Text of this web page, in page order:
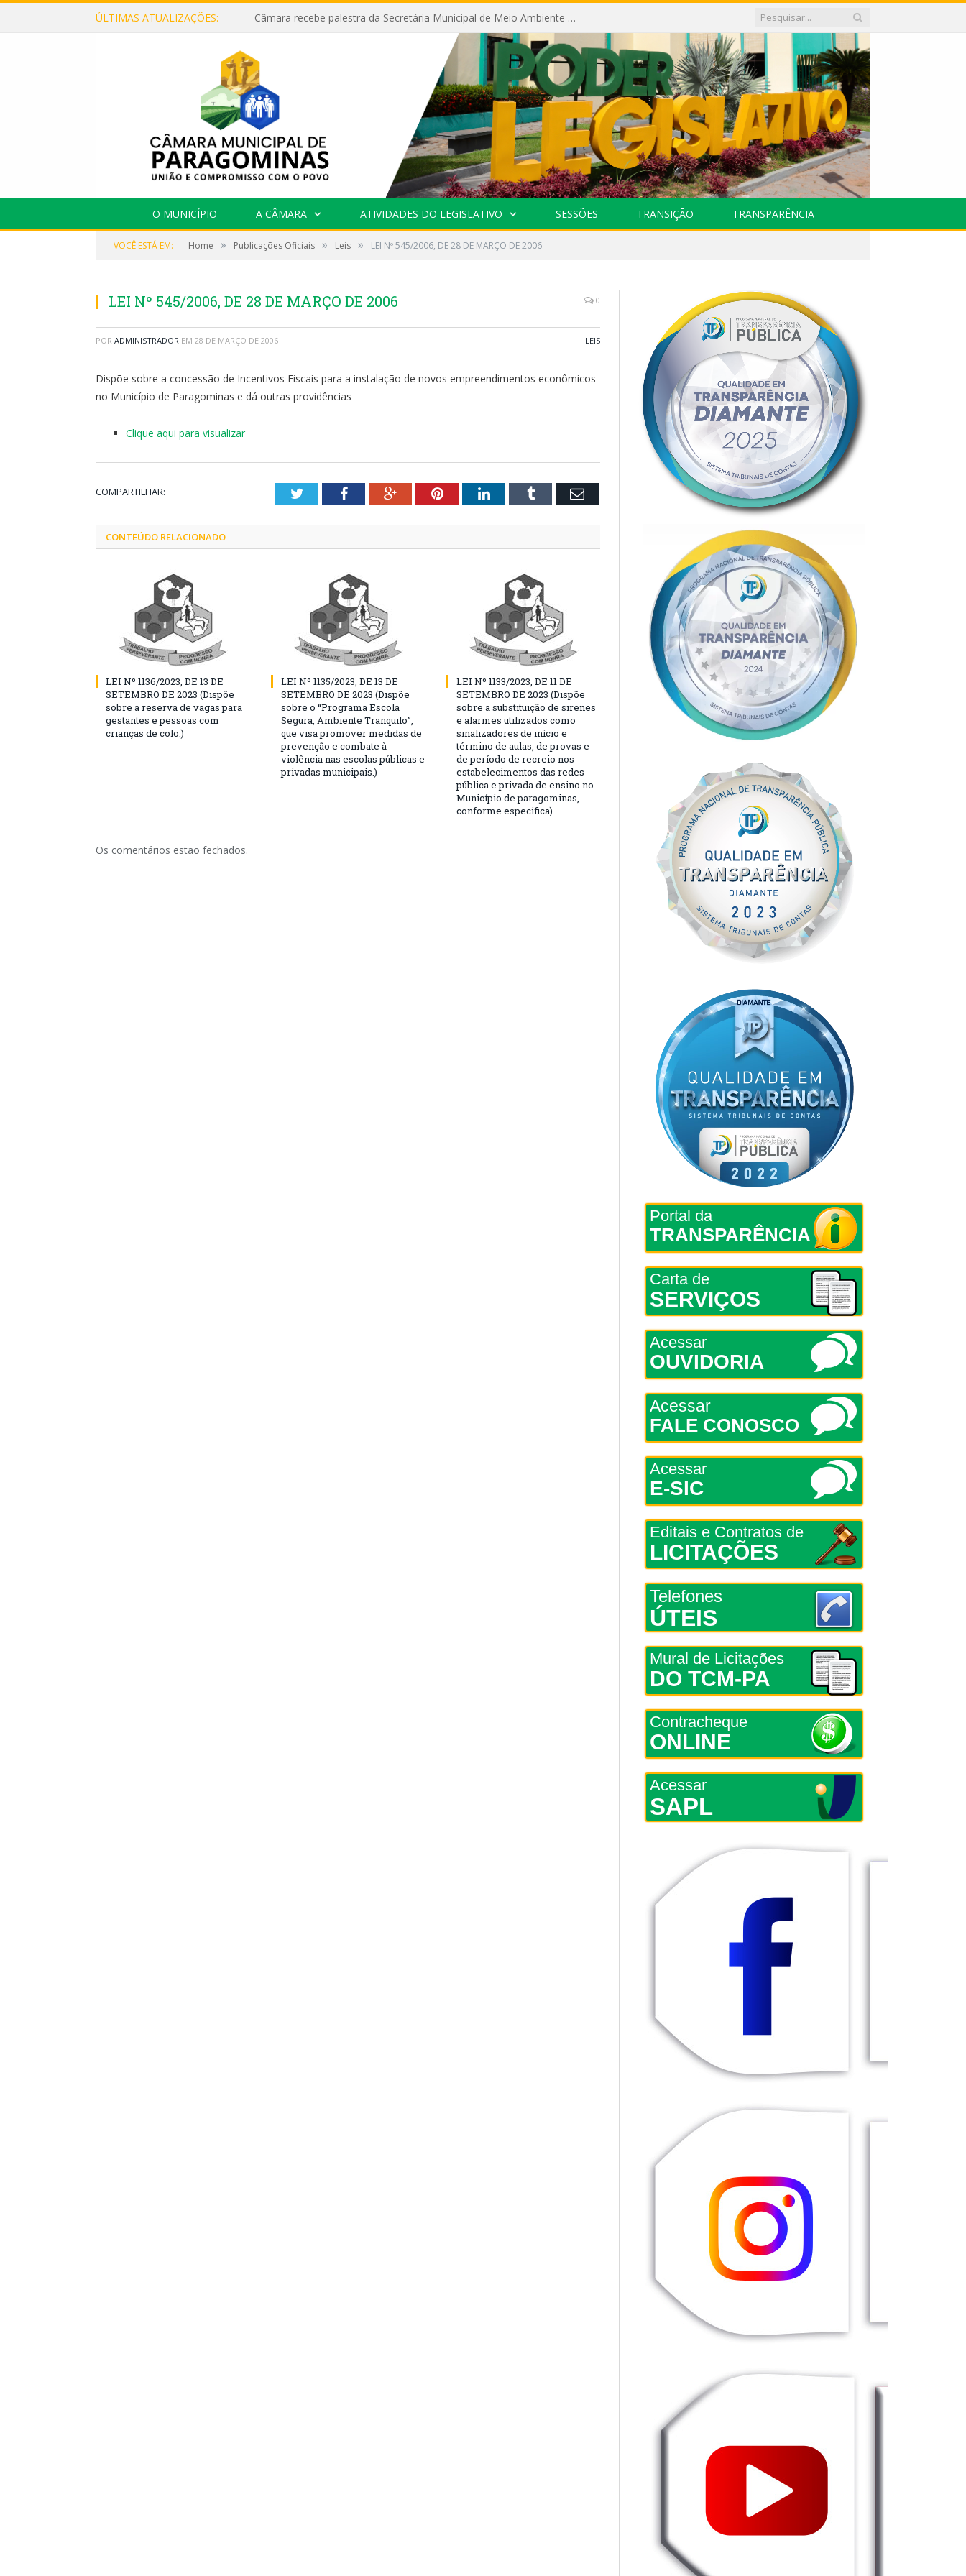
ÚLTIMAS ATUALIZAÇÕES: Câmara recebe palestra da Secretária Municipal de Meio Ambiente sobre as ações da “SEMANA DO MEIO AMBIENTE”
O MUNICÍPIO A CÂMARA ATIVIDADES DO LEGISLATIVO SESSÕES TRANSIÇÃO TRANSPARÊNCIA
VOCÊ ESTÁ EM: Home » Publicações Oficiais » Leis » LEI Nº 545/2006, DE 28 DE MARÇO DE 2006
LEI Nº 545/2006, DE 28 DE MARÇO DE 2006 0
POR ADMINISTRADOR EM 28 DE MARÇO DE 2006 LEIS
Dispõe sobre a concessão de Incentivos Fiscais para a instalação de novos empreendimentos econômicos
no Município de Paragominas e dá outras providências
Clique aqui para visualizar
COMPARTILHAR: TwitterFacebookGoogle+PinterestLinkedInTumblr Email
CONTEÚDO RELACIONADO
LEI Nº 1136/2023, DE 13 DE
SETEMBRO DE 2023 (Dispõe
sobre a reserva de vagas para
gestantes e pessoas com
crianças de colo.)
LEI Nº 1135/2023, DE 13 DE
SETEMBRO DE 2023 (Dispõe
sobre o “Programa Escola
Segura, Ambiente Tranquilo”,
que visa promover medidas de
prevenção e combate à
violência nas escolas públicas e
privadas municipais.)
LEI Nº 1133/2023, DE 11 DE
SETEMBRO DE 2023 (Dispõe
sobre a substituição de sirenes
e alarmes utilizados como
sinalizadores de início e
término de aulas, de provas e
de período de recreio nos
estabelecimentos das redes
pública e privada de ensino no
Município de paragominas,
conforme especifica)
Os comentários estão fechados.
Portal da
TRANSPARÊNCIA
Carta de
SERVIÇOS
Acessar
OUVIDORIA
Acessar
FALE CONOSCO
Acessar
E-SIC
Editais e Contratos de
LICITAÇÕES
Telefones
ÚTEIS
Mural de Licitações
DO TCM-PA
Contracheque
ONLINE
Acessar
SAPL